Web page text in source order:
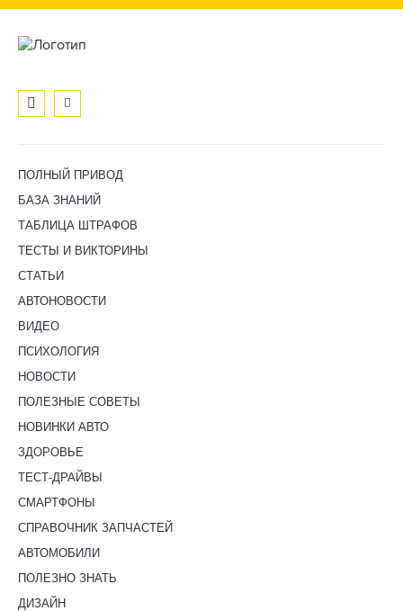
ПОЛНЫЙ ПРИВОД
БАЗА ЗНАНИЙ
ТАБЛИЦА ШТРАФОВ
ТЕСТЫ И ВИКТОРИНЫ
СТАТЬИ
АВТОНОВОСТИ
ВИДЕО
ПСИХОЛОГИЯ
НОВОСТИ
ПОЛЕЗНЫЕ СОВЕТЫ
НОВИНКИ АВТО
ЗДОРОВЬЕ
ТЕСТ-ДРАЙВЫ
СМАРТФОНЫ
СПРАВОЧНИК ЗАПЧАСТЕЙ
АВТОМОБИЛИ
ПОЛЕЗНО ЗНАТЬ
ДИЗАЙН